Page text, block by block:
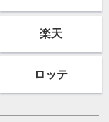
楽天
ロッテ